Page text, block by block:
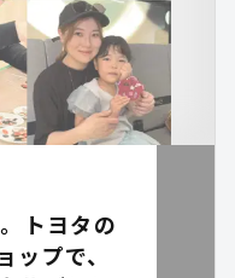
トヨタの
プで、